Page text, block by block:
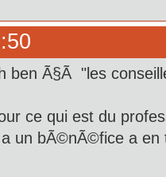
ben Ã§Ã "les
ce qui est du
un bÃ©nÃ©fice a en